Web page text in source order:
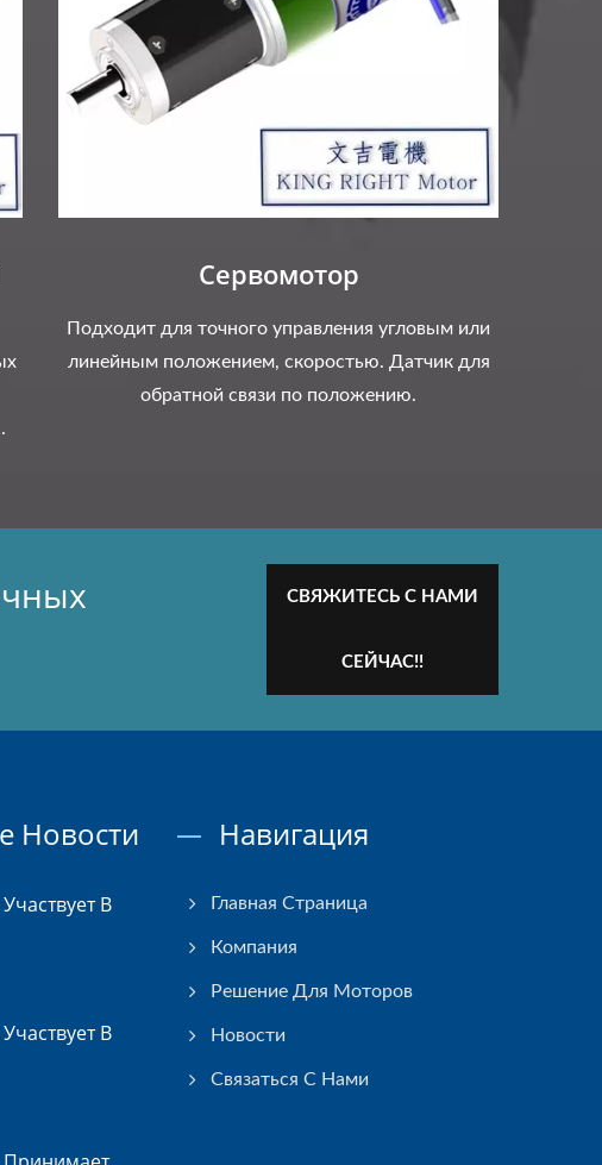
Сервомотор
Подходит для точного управления угловым или
линейным положением, скоростью. Датчик для
обратной связи по положению.
СВЯЖИТЕСЬ С НАМИ
СЕЙЧАС!!
Новости
В
В
Навигация
Главная Страница
Компания
Решение Для Моторов
Новости
Связаться С Нами